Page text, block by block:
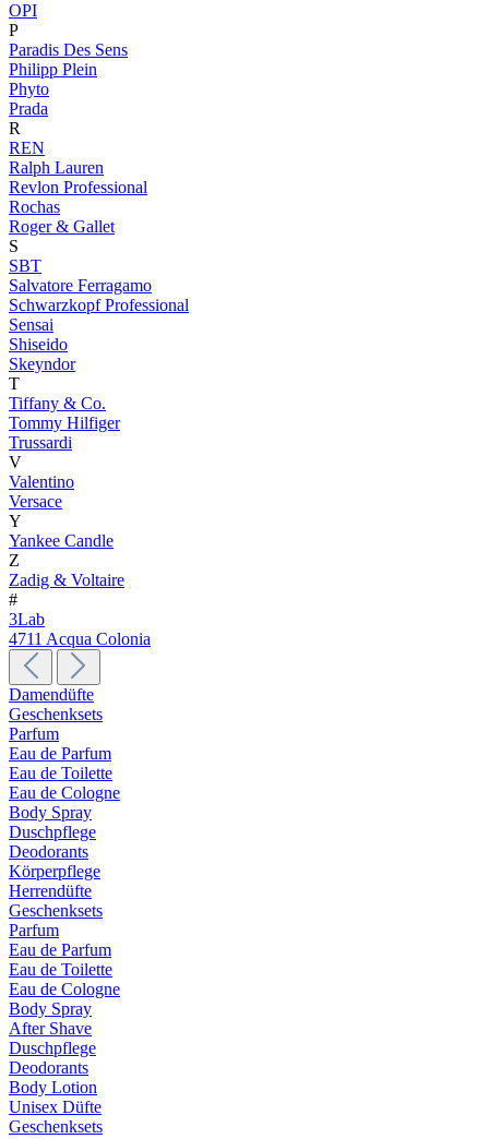
OPI
P
Paradis Des Sens
Philipp Plein
Phyto
Prada
R
REN
Ralph Lauren
Revlon Professional
Rochas
Roger & Gallet
S
SBT
Salvatore Ferragamo
Schwarzkopf Professional
Sensai
Shiseido
Skeyndor
T
Tiffany & Co.
Tommy Hilfiger
Trussardi
V
Valentino
Versace
Y
Yankee Candle
Z
Zadig & Voltaire
#
3Lab
4711 Acqua Colonia
Damendüfte
Geschenksets
Parfum
Eau de Parfum
Eau de Toilette
Eau de Cologne
Body Spray
Duschpflege
Deodorants
Körperpflege
Herrendüfte
Geschenksets
Parfum
Eau de Parfum
Eau de Toilette
Eau de Cologne
Body Spray
After Shave
Duschpflege
Deodorants
Body Lotion
Unisex Düfte
Geschenksets